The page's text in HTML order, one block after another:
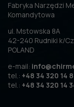
Fabryka Narzędzi
Komandytowa
ul. Mstowska 8A
42-240 Rudniki k/
POLAND
e-mail:
tel.: +48 34 320 14
tel.: +48 34 320 14